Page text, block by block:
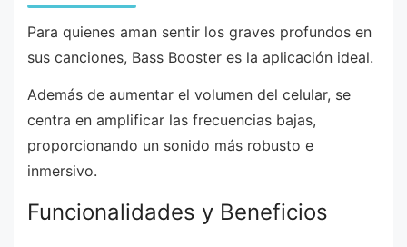
Para quienes aman sentir los graves profundos en
sus canciones, Bass Booster es la aplicación ideal.
Además de aumentar el volumen del celular, se
centra en amplificar las frecuencias bajas,
proporcionando un sonido más robusto e
inmersivo.
Funcionalidades y Beneficios